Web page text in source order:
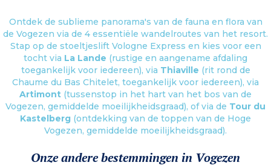
Ontdek de sublieme panorama's van de fauna en flora van
de Vogezen via de 4 essentiële wandelroutes van het resort.
Stap op de stoeltjeslift Vologne Express en kies voor een
tocht via La Lande (rustige en aangename afdaling
toegankelijk voor iedereen), via Thiaville (rit rond de
Chaume du Bas Chitelet, toegankelijk voor iedereen), via
Artimont (tussenstop in het hart van het bos van de
Vogezen, gemiddelde moeilijkheidsgraad), of via de Tour du
Kastelberg (ontdekking van de toppen van de Hoge
Vogezen, gemiddelde moeilijkheidsgraad).
Onze andere bestemmingen in Vogezen